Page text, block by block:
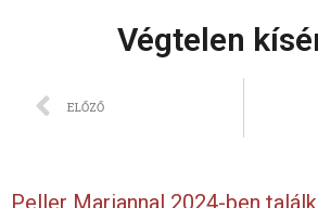
Végtelen
ELŐZŐ
Peller Mariannal 2024-ben